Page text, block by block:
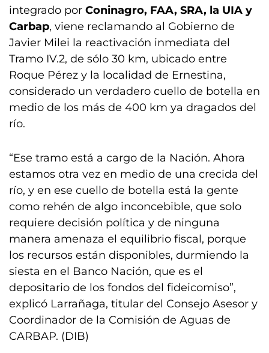
integrado por Coninagro, FAA, SRA, la UIA y
Carbap, viene reclamando al Gobierno de
Javier Milei la reactivación inmediata del
Tramo IV.2, de sólo 30 km, ubicado entre
Roque Pérez y la localidad de Ernestina,
considerado un verdadero cuello de botella en
medio de los más de 400 km ya dragados del
río.
“Ese tramo está a cargo de la Nación. Ahora
estamos otra vez en medio de una crecida del
río, y en ese cuello de botella está la gente
como rehén de algo inconcebible, que solo
requiere decisión política y de ninguna
manera amenaza el equilibrio fiscal, porque
los recursos están disponibles, durmiendo la
siesta en el Banco Nación, que es el
depositario de los fondos del fideicomiso”,
explicó Larrañaga, titular del Consejo Asesor y
Coordinador de la Comisión de Aguas de
CARBAP. (DIB)